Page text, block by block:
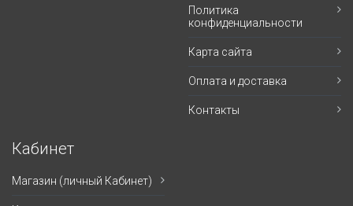
Политика
конфиденциальности
Карта сайта
Оплата и доставка
Контакты
Кабинет
Магазин (личный Кабинет)